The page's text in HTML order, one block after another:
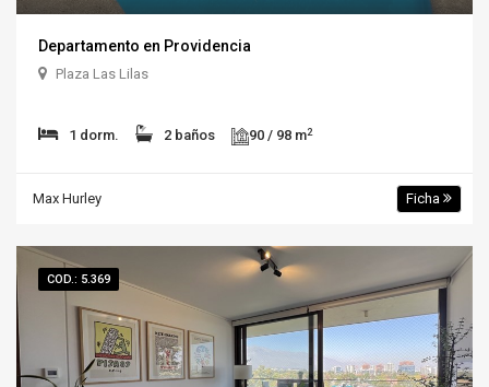
Departamento en Providencia
Plaza Las Lilas
1 dorm. 2 baños 90 / 98 m2
Max Hurley Ficha
COD.: 5.369